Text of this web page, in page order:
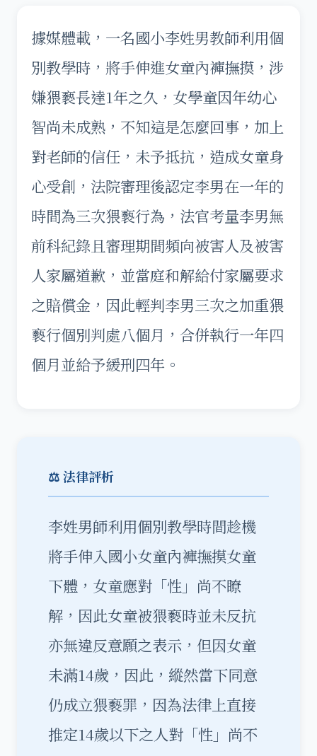
據媒體載，一名國小李姓男教師利用個
別教學時，將手伸進女童內褲撫摸，涉
嫌猥褻長達1年之久，女學童因年幼心
智尚未成熟，不知這是怎麼回事，加上
對老師的信任，未予抵抗，造成女童身
心受創，法院審理後認定李男在一年的
時間為三次猥褻行為，法官考量李男無
前科紀錄且審理期間頻向被害人及被害
人家屬道歉，並當庭和解給付家屬要求
之賠償金，因此輕判李男三次之加重猥
褻行個別判處八個月，合併執行一年四
個月並給予緩刑四年。
⚖️ 法律評析
李姓男師利用個別教學時間趁機
將手伸入國小女童內褲撫摸女童
下體，女童應對「性」尚不瞭
解，因此女童被猥褻時並未反抗
亦無違反意願之表示，但因女童
未滿14歲，因此，縱然當下同意
仍成立猥褻罪，因為法律上直接
推定14歲以下之人對「性」尚不